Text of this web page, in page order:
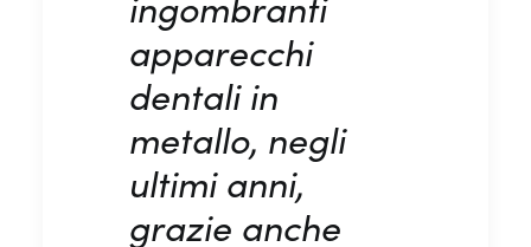
apparecchi
dentali in
metallo, negli
ultimi anni,
grazie anche